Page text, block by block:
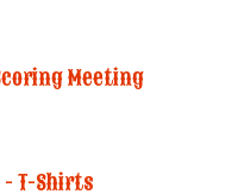
Meeting
- T-Shirts